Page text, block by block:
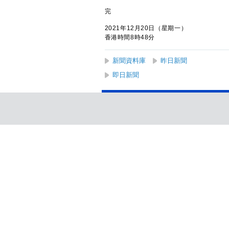
完
2021年12月20日（星期一）
香港時間8時48分
新聞資料庫 昨日新聞
即日新聞